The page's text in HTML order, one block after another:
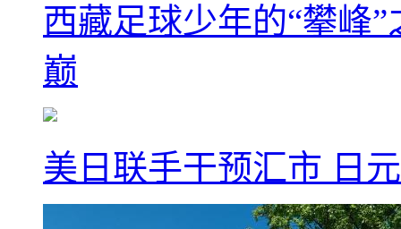
西藏足球少年的“攀峰
巅
美日联手干预汇市 日